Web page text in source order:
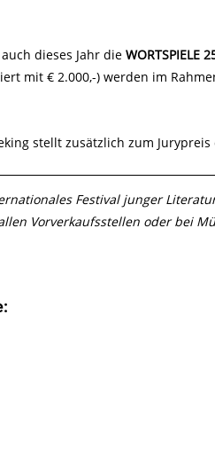
dieses Jahr die WORTSPIELE
mit € 2.000,-) werden im
stellt zusätzlich zum
Festival junger
Vorverkaufsstellen oder bei